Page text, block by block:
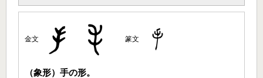
金文 篆文
（象形）手の形。